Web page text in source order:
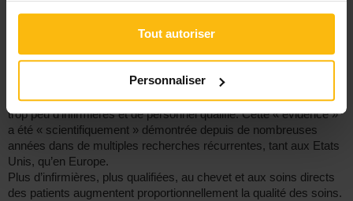
Tout autoriser
Personnaliser
Le Rapport exhorte les Etats et les autorités à identifier les
besoins en ces matières et à faire une priorité de l’investissement
dans la formation, l’emploi, l’encadrement et la reconnaissance de
la profession infirmière. Le « Chief Executive Officer » du CII/ICN,
Howard Catton, rappelle que les taux d’infection, les erreurs
médicales et les taux de mortalité sont plus élevés quand il y a
trop peu d’infirmières et de personnel qualifié. Cette « évidence »
a été « scientifiquement » démontrée depuis de nombreuses
années dans de multiples recherches récurrentes, tant aux Etats
Unis, qu’en Europe.
Plus d’infirmières, plus qualifiées, au chevet et aux soins directs
des patients augmentent proportionnellement la qualité des soins.